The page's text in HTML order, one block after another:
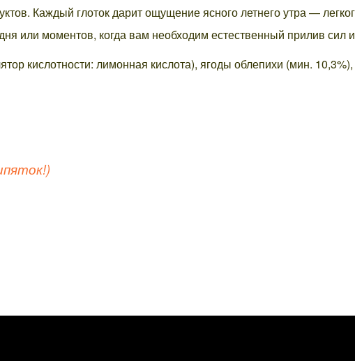
Каждый глоток дарит ощущение ясного летнего утра —
или моментов, когда вам необходим естественный прилив сил
кислотности: лимонная кислота), ягоды облепихи (мин.